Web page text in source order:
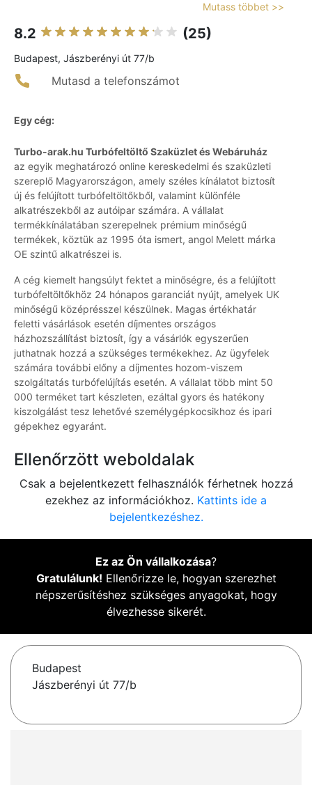
Mutass többet >>
8.2 (25)
Budapest, Jászberényi út 77/b
Mutasd a telefonszámot
Egy cég:
Turbo-arak.hu Turbófeltöltő Szaküzlet és Webáruház
az egyik meghatározó online kereskedelmi és szaküzleti
szereplő Magyarországon, amely széles kínálatot biztosít
új és felújított turbófeltöltőkből, valamint különféle
alkatrészekből az autóipar számára. A vállalat
termékkínálatában szerepelnek prémium minőségű
termékek, köztük az 1995 óta ismert, angol Melett márka
OE szintű alkatrészei is.
A cég kiemelt hangsúlyt fektet a minőségre, és a felújított
turbófeltöltőkhöz 24 hónapos garanciát nyújt, amelyek UK
minőségű középrésszel készülnek. Magas értékhatár
feletti vásárlások esetén díjmentes országos
házhozszállítást biztosít, így a vásárlók egyszerűen
juthatnak hozzá a szükséges termékekhez. Az ügyfelek
számára további előny a díjmentes hozom-viszem
szolgáltatás turbófelújítás esetén. A vállalat több mint 50
000 terméket tart készleten, ezáltal gyors és hatékony
kiszolgálást tesz lehetővé személygépkocsikhoz és ipari
gépekhez egyaránt.
Ellenőrzött weboldalak
Csak a bejelentkezett felhasználók férhetnek hozzá
ezekhez az információkhoz. Kattints ide a
bejelentkezéshez.
Ez az Ön vállalkozása?
Gratulálunk! Ellenőrizze le, hogyan szerezhet
népszerűsítéshez szükséges anyagokat, hogy
élvezhesse sikerét.
Budapest
Jászberényi út 77/b